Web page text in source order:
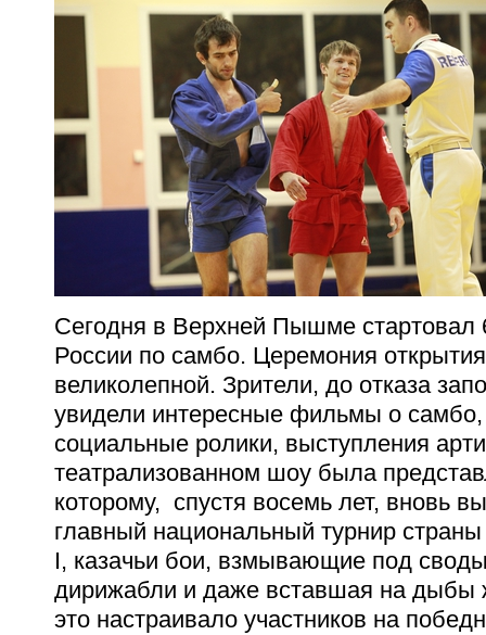
Сегодня в Верхней Пышме стартовал
России по самбо. Церемония
великолепной. Зрители, до отказа
увидели интересные фильмы о самбо,
социальные ролики, выступления
театрализованном шоу была
которому, спустя восемь лет, вновь
главный национальный турнир
I, казачьи бои, взмывающие под
дирижабли и даже вставшая на дыбы
это настраивало участников на